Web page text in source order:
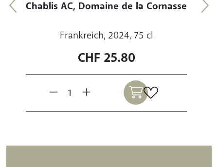
Chablis AC, Domaine de la Cornasse
Frankreich, 2024, 75 cl
CHF 25.80